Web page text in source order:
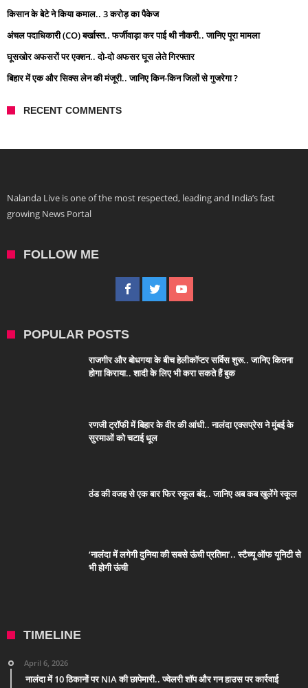
किसान के बेटे ने किया कमाल.. 3 करोड़ का पैकेज
अंचल पदाधिकारी (CO) बर्खास्त.. फर्जीवाड़ा कर पाई थी नौकरी.. जानिए पूरा मामला
घूसखोर अफसरों पर एक्शन.. दो-दो अफसर घूस लेते गिरफ्तार
बिहार में एक और सिक्स लेन की मंजूरी.. जानिए किन-किन जिलों से गुजरेगा ?
RECENT COMMENTS
Nalanda Live is one of the most respected, leading and India’s fast
growing News Portal
FOLLOW ME
POPULAR POSTS
राजगीर और बोधगया के बीच हेलीकॉप्टर सर्विस शुरू.. जानिए कितना
होगा किराया.. शादी के लिए भी करा सकते हैं बुक
रणजी ट्रॉफी में बिहार के वीर की आंधी.. नालंदा एक्सप्रेस ने मुंबई के
सुरमाओं को चटाई धूल
ठंड की वजह से एक बार फिर स्कूल बंद.. जानिए अब कब खुलेंगे स्कूल
‘नालंदा में लगेगी दुनिया की सबसे ऊंची प्रतिमा’.. स्टैच्यू ऑफ यूनिटी से
भी होगी ऊंची
TIMELINE
April 6, 2026
नालंदा में 10 ठिकानों पर NIA की छापेमारी.. ज्वेलरी शॉप और गन हाउस पर कार्रवाई